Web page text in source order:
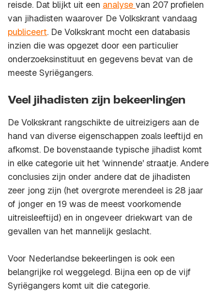
reisde. Dat blijkt uit een analyse van 207 profielen
van jihadisten waarover De Volkskrant vandaag
publiceert. De Volkskrant mocht een databasis
inzien die was opgezet door een particulier
onderzoeksinstituut en gegevens bevat van de
meeste Syriëgangers.
Veel jihadisten zijn bekeerlingen
De Volkskrant rangschikte de uitreizigers aan de
hand van diverse eigenschappen zoals leeftijd en
afkomst. De bovenstaande typische jihadist komt
in elke categorie uit het 'winnende' straatje. Andere
conclusies zijn onder andere dat de jihadisten
zeer jong zijn (het overgrote merendeel is 28 jaar
of jonger en 19 was de meest voorkomende
uitreisleeftijd) en in ongeveer driekwart van de
gevallen van het mannelijk geslacht.
Voor Nederlandse bekeerlingen is ook een
belangrijke rol weggelegd. Bijna een op de vijf
Syriëgangers komt uit die categorie.